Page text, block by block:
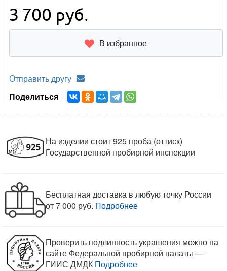
3 700 руб.
В избранное
Отправить другу
Поделиться
На изделии стоит 925 проба (оттиск)
Государственной пробирной инспекции
Бесплатная доставка в любую точку России
от 7 000 руб. Подробнее
Проверить подлинность украшения можно на
сайте Федеральной пробирной палаты —
ГИИС ДМДК Подробнее